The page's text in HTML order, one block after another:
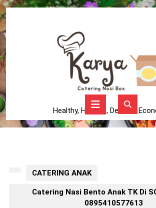
Skip
to
content
Healthy, Higienis, Delicius,
Button
CATERING ANAK
Catering Nasi Bento Anak TK Di
0895410577613